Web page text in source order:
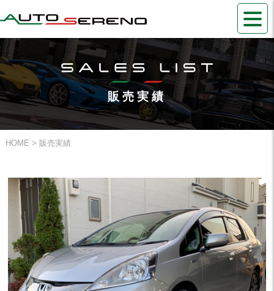
販売実績
HOME > 販売実績